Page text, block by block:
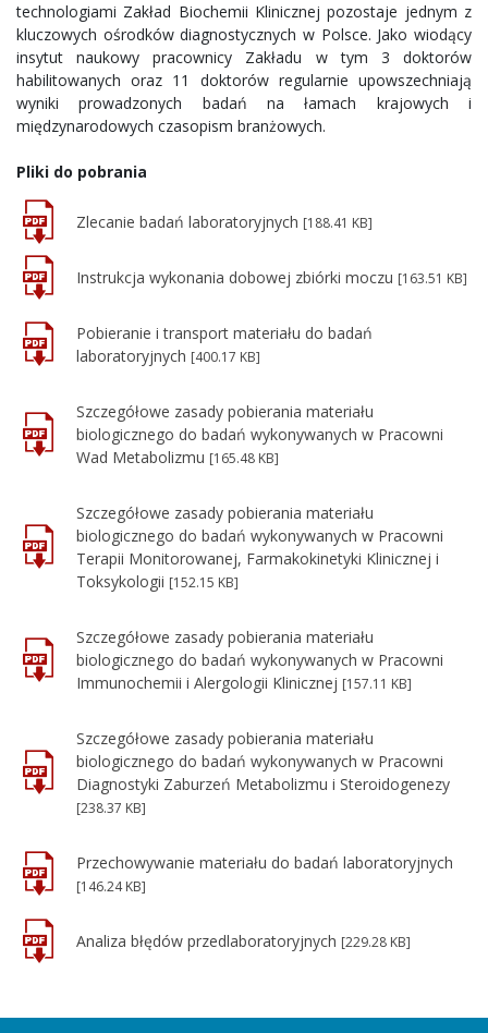
technologiami Zakład Biochemii Klinicznej pozostaje jednym z
kluczowych ośrodków diagnostycznych w Polsce. Jako wiodący
insytut naukowy pracownicy Zakładu w tym 3 doktorów
habilitowanych oraz 11 doktorów regularnie upowszechniają
wyniki prowadzonych badań na łamach krajowych i
międzynarodowych czasopism branżowych.
Pliki do pobrania
Zlecanie badań laboratoryjnych [188.41 KB]
Instrukcja wykonania dobowej zbiórki moczu [163.51 KB]
Pobieranie i transport materiału do badań
laboratoryjnych [400.17 KB]
Szczegółowe zasady pobierania materiału
biologicznego do badań wykonywanych w Pracowni
Wad Metabolizmu [165.48 KB]
Szczegółowe zasady pobierania materiału
biologicznego do badań wykonywanych w Pracowni
Terapii Monitorowanej, Farmakokinetyki Klinicznej i
Toksykologii [152.15 KB]
Szczegółowe zasady pobierania materiału
biologicznego do badań wykonywanych w Pracowni
Immunochemii i Alergologii Klinicznej [157.11 KB]
Szczegółowe zasady pobierania materiału
biologicznego do badań wykonywanych w Pracowni
Diagnostyki Zaburzeń Metabolizmu i Steroidogenezy
[238.37 KB]
Przechowywanie materiału do badań laboratoryjnych
[146.24 KB]
Analiza błędów przedlaboratoryjnych [229.28 KB]